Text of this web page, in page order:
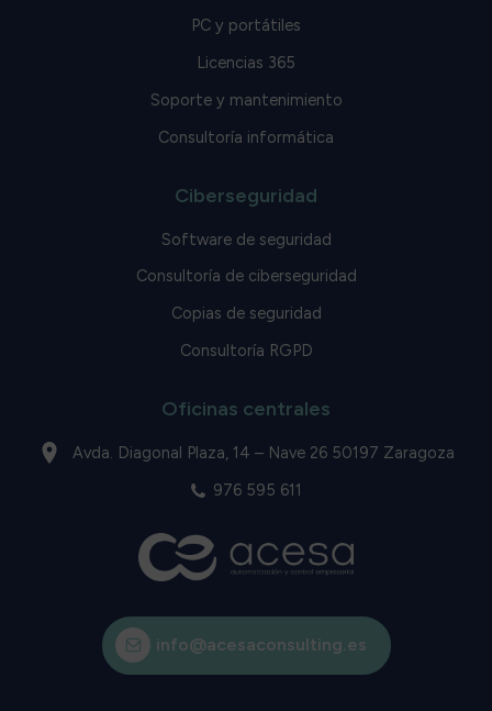
PC y portátiles
Licencias 365
Soporte y mantenimiento
Consultoría informática
Ciberseguridad
Software de seguridad
Consultoría de ciberseguridad
Copias de seguridad
Consultoría RGPD
Oficinas centrales
Avda. Diagonal Plaza, 14 – Nave 26 50197 Zaragoza
976 595 611
info@acesaconsulting.es